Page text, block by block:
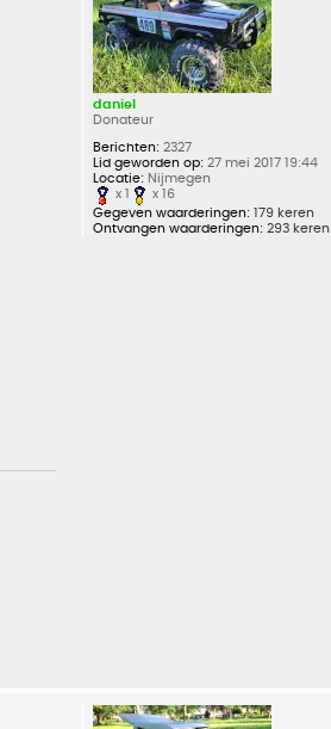
daniel
Donateur
Berichten: 2327
Lid geworden op: 27 mei 2017 19:44
Locatie: Nijmegen
x 1
x 16
Gegeven waarderingen:
179 keren
Ontvangen waarderingen: 293 keren